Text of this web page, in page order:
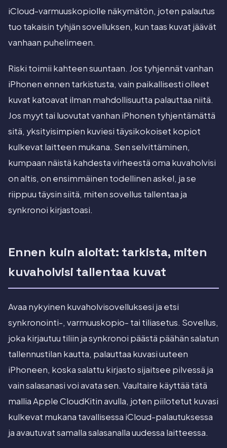
iCloud-varmuuskopiolle näkymätön, joten palautus
tuo takaisin tyhjän sovelluksen, kun taas kuvat jäävät
vanhaan puhelimeen.
Riski toimii kahteen suuntaan. Jos tyhjennät vanhan
iPhonen ennen tarkistusta, vain paikallisesti olleet
kuvat katoavat ilman mahdollisuutta palauttaa niitä.
Jos myyt tai luovutat vanhan iPhonen tyhjentämättä
sitä, yksityisimpien kuviesi täysikokoiset kopiot
kulkevat laitteen mukana. Sen selvittäminen,
kumpaan näistä kahdesta virheestä oma kuvaholvisi
on altis, on ensimmäinen todellinen askel, ja se
riippuu täysin siitä, miten sovellus tallentaa ja
synkronoi kirjastoasi.
Ennen kuin aloitat: tarkista, miten
kuvaholvisi tallentaa kuvat
Avaa nykyinen kuvaholvisovelluksesi ja etsi
synkronointi-, varmuuskopio- tai tiliasetus. Sovellus,
joka kirjautuu tiliin ja synkronoi päästä päähän salatun
tallennustilan kautta, palauttaa kuvasi uuteen
iPhoneen, koska salattu kirjasto sijaitsee pilvessä ja
vain salasanasi voi avata sen. Vaultaire käyttää tätä
mallia Apple CloudKitin avulla, joten piilotetut kuvasi
kulkevat mukana tavallisessa iCloud-palautuksessa
ja avautuvat samalla salasanalla uudessa laitteessa.